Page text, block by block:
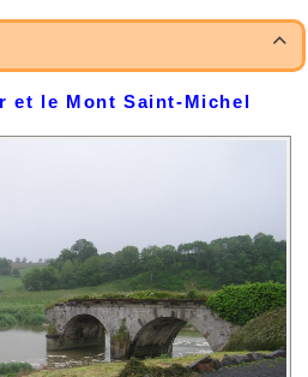

et le Mont Saint-Michel